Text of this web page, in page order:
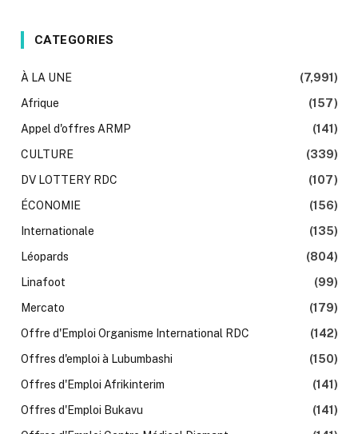
CATEGORIES
À LA UNE
(7,991)
Afrique
(157)
Appel d'offres ARMP
(141)
CULTURE
(339)
DV LOTTERY RDC
(107)
ÉCONOMIE
(156)
Internationale
(135)
Léopards
(804)
Linafoot
(99)
Mercato
(179)
Offre d'Emploi Organisme International RDC
(142)
Offres d'emploi à Lubumbashi
(150)
Offres d'Emploi Afrikinterim
(141)
Offres d'Emploi Bukavu
(141)